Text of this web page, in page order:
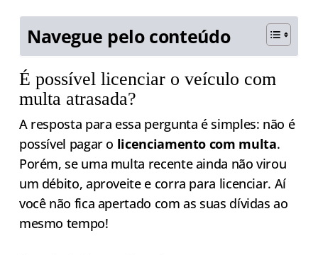
Navegue pelo conteúdo
É possível licenciar o veículo com
multa atrasada?
A resposta para essa pergunta é simples: não é
possível pagar o licenciamento com multa.
Porém, se uma multa recente ainda não virou
um débito, aproveite e corra para licenciar. Aí
você não fica apertado com as suas dívidas ao
mesmo tempo!